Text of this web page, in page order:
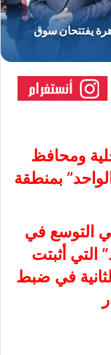
ومحافظ
بمنطقة
التوسع في
التي أثبتت
في ضبط